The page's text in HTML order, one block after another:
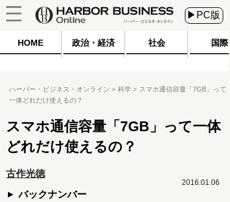
▶PC版
HOME 政治・経済 社会 国際
ハーバー・ビジネス・オンライン 科学
スマホ通信容量「7GB」って
一体どれだけ使えるの？
スマホ通信容量「7GB」って一体
どれだけ使えるの？
古作光徳
バックナンバー
2016.01.06